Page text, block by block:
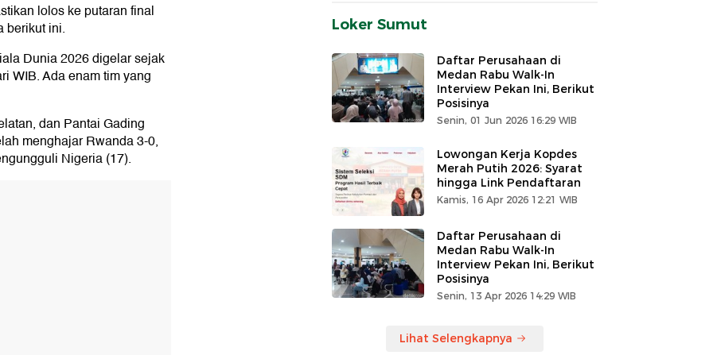
lolos ke putaran final
berikut ini.
Dunia 2026 digelar sejak
WIB. Ada enam tim yang
dan Pantai Gading
menghajar Rwanda 3-0,
Nigeria (17).
Loker Sumut
Daftar Perusahaan di
Medan Rabu Walk-In
Interview Pekan Ini, Berikut
Posisinya
Senin, 01 Jun 2026 16:29 WIB
Lowongan Kerja Kopdes
Merah Putih 2026: Syarat
hingga Link Pendaftaran
Kamis, 16 Apr 2026 12:21 WIB
Daftar Perusahaan di
Medan Rabu Walk-In
Interview Pekan Ini, Berikut
Posisinya
Senin, 13 Apr 2026 14:29 WIB
Lihat Selengkapnya